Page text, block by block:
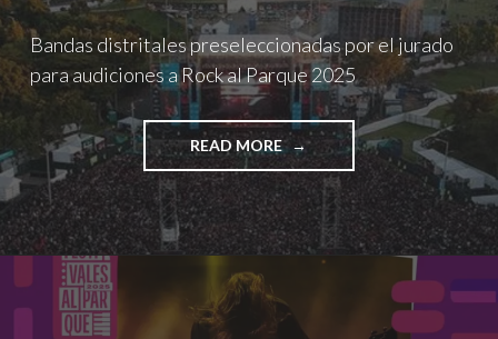
Bandas distritales preseleccionadas por el jurado
para audiciones a Rock al Parque 2025
READ MORE"BANDAS
DISTRITALES
PRESELECCIONADAS
POR
EL
JURADO
AUDICIONES